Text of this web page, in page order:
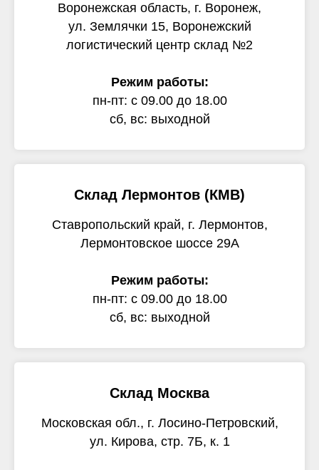
Воронежская область, г. Воронеж,
ул. Землячки 15, Воронежский
логистический центр склад №2
Режим работы:
пн-пт: с 09.00 до 18.00
сб, вс: выходной
Склад Лермонтов (КМВ)
Ставропольский край, г. Лермонтов,
Лермонтовское шоссе 29А
Режим работы:
пн-пт: с 09.00 до 18.00
сб, вс: выходной
Склад Москва
Московская обл., г. Лосино-Петровский,
ул. Кирова, стр. 7Б, к. 1